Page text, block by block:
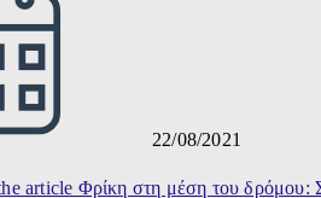
22/08/2021